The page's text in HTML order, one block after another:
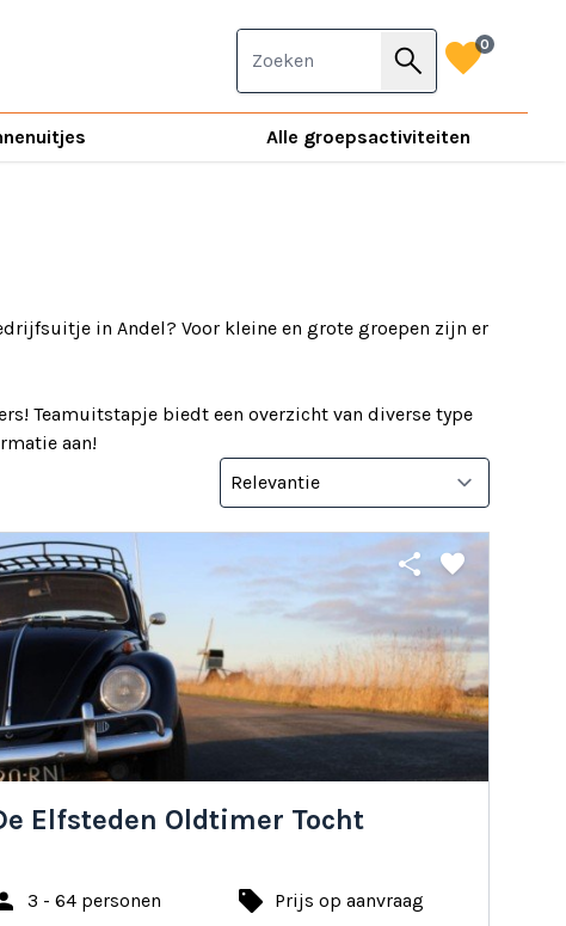
Alle groepsactiviteiten
search favorite0
in Andel? Voor kleine en grote groepen zijn er
Teamuitstapje biedt een overzicht van diverse type
aan!
share favorite
Elfsteden Oldtimer Tocht
3 - 64 personen local_offer Prijs op aanvraag